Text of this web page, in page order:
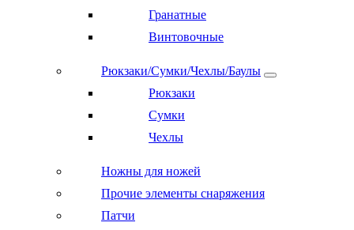
Гранатные
Винтовочные
Рюкзаки/Сумки/Чехлы/Баулы
Рюкзаки
Сумки
Чехлы
Ножны для ножей
Прочие элементы снаряжения
Патчи